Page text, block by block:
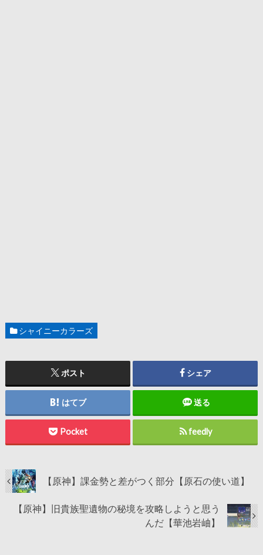
シャイニーカラーズ
ポスト シェア
はてブ 送る
Pocket feedly
【原神】課金勢と差がつく部分【原石の使い道】
【原神】旧貴族聖遺物の秘境を攻略しようと思う
んだ【華池岩岫】